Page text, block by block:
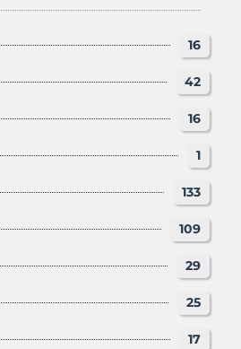
16
42
16
1
133
109
29
25
17